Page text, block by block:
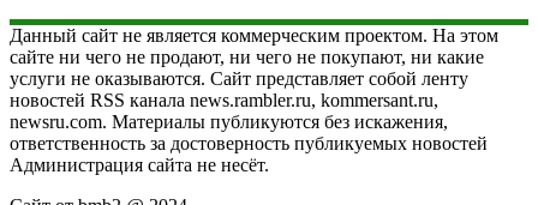
Данный сайт не является коммерческим проектом. На этом
сайте ни чего не продают, ни чего не покупают, ни какие
услуги не оказываются. Сайт представляет собой ленту
новостей RSS канала news.rambler.ru, kommersant.ru,
newsru.com. Материалы публикуются без искажения,
ответственность за достоверность публикуемых новостей
Администрация сайта не несёт.